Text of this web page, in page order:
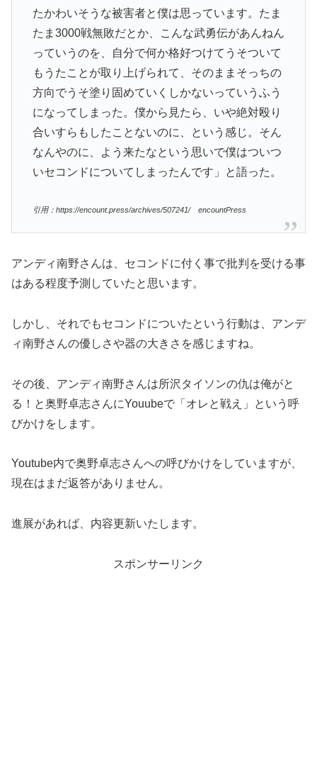
たかわいそうな被害者と僕は思っています。たま
たま3000戦無敗だとか、こんな武勇伝があんねん
っていうのを、自分で何か格好つけてうそついて
もうたことが取り上げられて、そのままそっちの
方向でうそ塗り固めていくしかないっていうふう
になってしまった。僕から見たら、いや絶対殴り
合いすらもしたことないのに、という感じ。そん
なんやのに、よう来たなという思いで僕はついつ
いセコンドについてしまったんです」と語った。
引用：https://encount.press/archives/507241/ encountPress
アンディ南野さんは、セコンドに付く事で批判を受ける事
はある程度予測していたと思います。
しかし、それでもセコンドについたという行動は、アンデ
ィ南野さんの優しさや器の大きさを感じますね。
その後、アンディ南野さんは所沢タイソンの仇は俺がと
る！と奥野卓志さんにYouubeで「オレと戦え」という呼
びかけをします。
Youtube内で奥野卓志さんへの呼びかけをしていますが、
現在はまだ返答がありません。
進展があれば、内容更新いたします。
スポンサーリンク